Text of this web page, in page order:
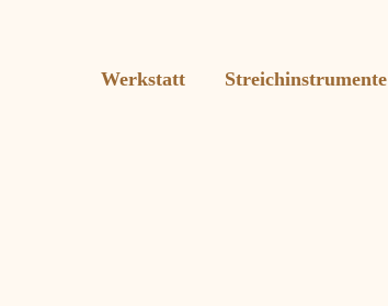
Werkstatt Streichinstrumente